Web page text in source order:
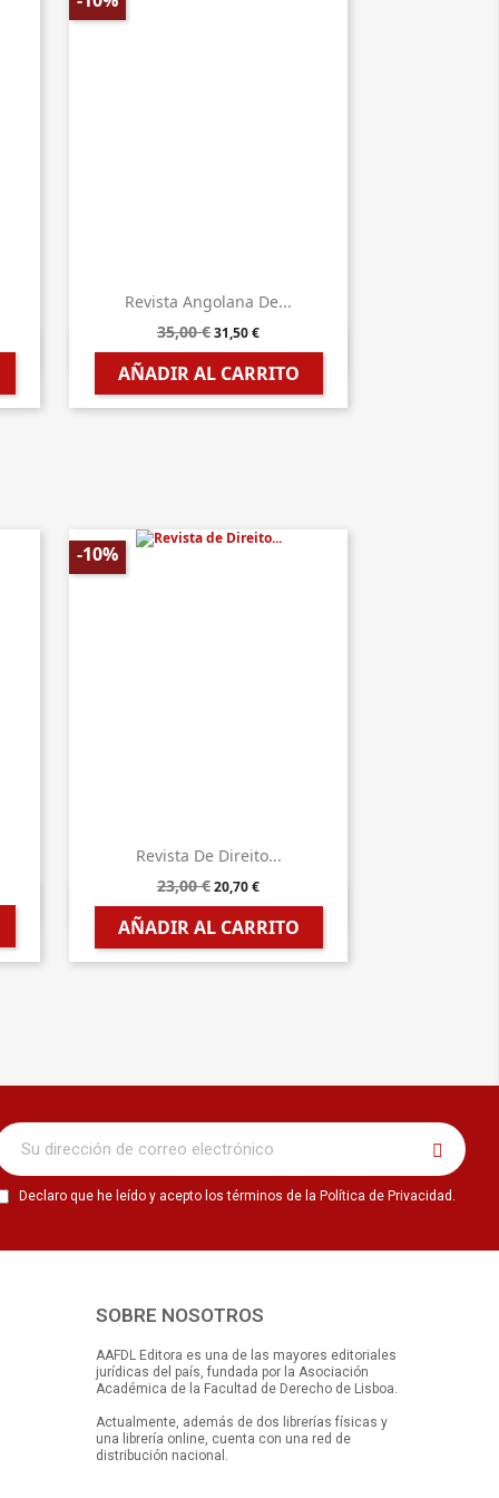
Revista Angolana De...
35,00 €31,50 €
AÑADIR AL CARRITO
 Vista rápida
Revista De Direito...
23,00 €20,70 €
AÑADIR AL CARRITO
-10%
 Vista rápida
Declaro que he leído y acepto los términos de la Política de Privacidad.
SOBRE NOSOTROS
AAFDL Editora es una de las mayores editoriales
jurídicas del país, fundada por la Asociación
Académica de la Facultad de Derecho de Lisboa.
Actualmente, además de dos librerías físicas y
una librería online, cuenta con una red de
distribución nacional.